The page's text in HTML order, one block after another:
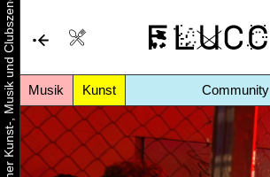
Musik Kunst Community